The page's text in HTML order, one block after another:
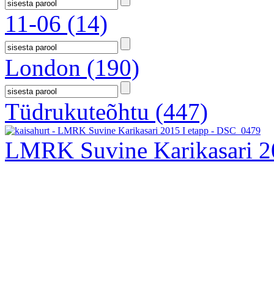
11-06 (14)
London (190)
Tüdrukuteõhtu (447)
LMRK Suvine Karikasari